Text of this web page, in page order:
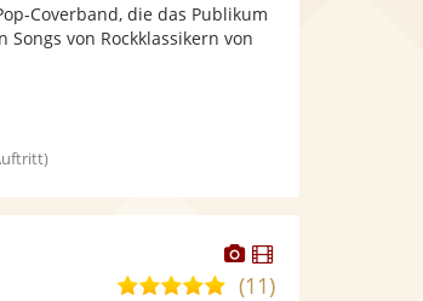
bereit.
5
Sternen
Coverband, die das Publikum
von Rockklassikern von
Dieser
Künstler
Dieser
Künstler
5,0(11)